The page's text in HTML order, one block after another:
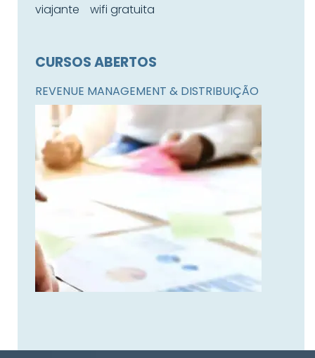
viajante
wifi gratuita
CURSOS ABERTOS
REVENUE MANAGEMENT & DISTRIBUIÇÃO